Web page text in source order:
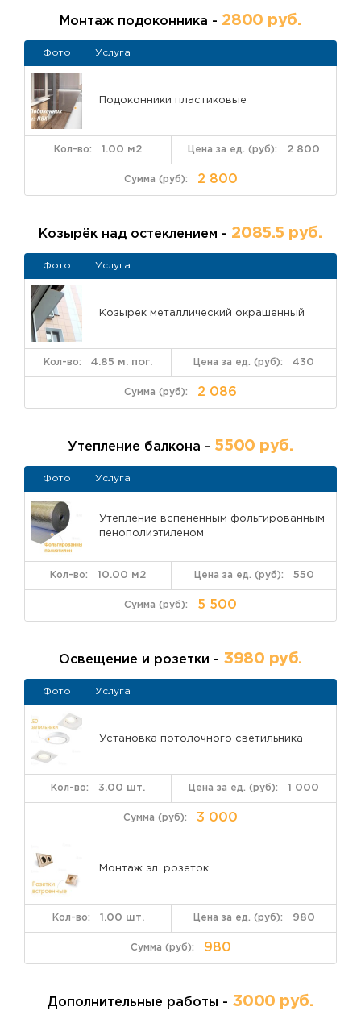
Монтаж подоконника - 2800 руб.
Фото Услуга
Подоконники пластиковые
2 800
1.00 м2
2 800
Козырёк над остеклением - 2085.5 руб.
Фото Услуга
Козырек металлический окрашенный
430
4.85 м. пог.
2 086
Утепление балкона - 5500 руб.
Фото Услуга
Утепление вспененным фольгированным
пенополиэтиленом
550
10.00 м2
5 500
Освещение и розетки - 3980 руб.
Фото Услуга
Установка потолочного светильника
1 000
3.00 шт.
3 000
Монтаж эл. розеток
980
1.00 шт.
980
Дополнительные работы - 3000 руб.